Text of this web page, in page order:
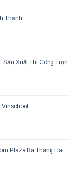
Thạnh
Sản Xuất Thi Công Trọn
Plaza Ba Tháng Hai